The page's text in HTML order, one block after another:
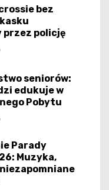
bez
policję
seniorów:
edukuje w
Pobytu
Parady
Muzyka,